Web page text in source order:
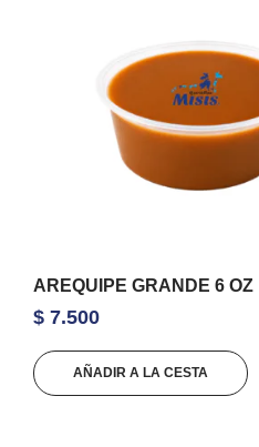
AREQUIPE GRANDE 6 OZ
$ 7.500
AÑADIR A LA CESTA